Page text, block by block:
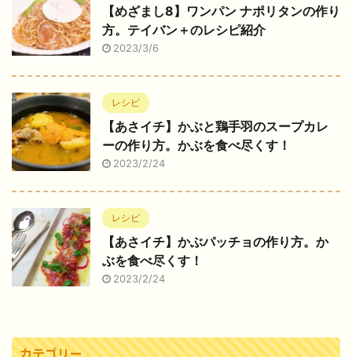
【めざまし8】ワンパン ナポリタンの作り
方。テイバン＋のレシピ紹介
2023/3/6
レシピ
【あさイチ】かぶと鶏手羽のスープカレ
ーの作り方。かぶを食べ尽くす！
2023/2/24
レシピ
【あさイチ】かぶパッチョの作り方。か
ぶを食べ尽くす！
2023/2/24
カテゴリー